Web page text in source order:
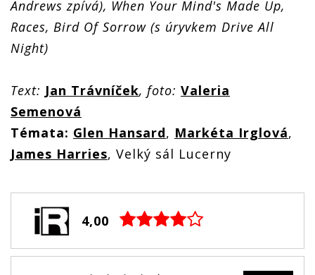
Andrews zpívá), When Your Mind's Made Up,
Races, Bird Of Sorrow (s úryvkem Drive All
Night)
Text: Jan Trávníček, foto: Valeria
Semenová
Témata: Glen Hansard, Markéta Irglová,
James Harries, Velký sál Lucerny
4,00